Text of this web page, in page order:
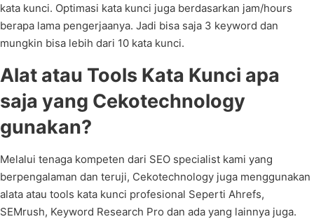
kata kunci. Optimasi kata kunci juga berdasarkan jam/hours
berapa lama pengerjaanya. Jadi bisa saja 3 keyword dan
mungkin bisa lebih dari 10 kata kunci.
Alat atau Tools Kata Kunci apa
saja yang Cekotechnology
gunakan?
Melalui tenaga kompeten dari SEO specialist kami yang
berpengalaman dan teruji, Cekotechnology juga menggunakan
alata atau tools kata kunci profesional Seperti Ahrefs,
SEMrush, Keyword Research Pro dan ada yang lainnya juga.